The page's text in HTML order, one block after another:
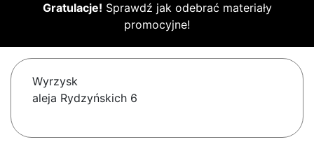
Gratulacje! Sprawdź jak odebrać materiały
promocyjne!
Wyrzysk
aleja Rydzyńskich 6